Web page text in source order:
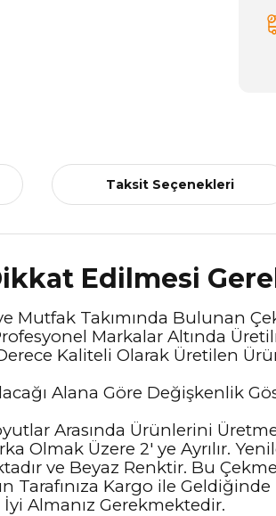
Taksit Seçenekleri
Edilmesi
Mutfak Takımında Bulunan
Markalar Altında
Kaliteli Olarak Üretilen
Alana Göre Değişkenlik
Arasında Ürünlerini
Olmak Üzere 2' ye Ayrılır.
ve Beyaz Renktir. Bu
Tarafınıza Kargo ile
Almanız Gerekmektedir.